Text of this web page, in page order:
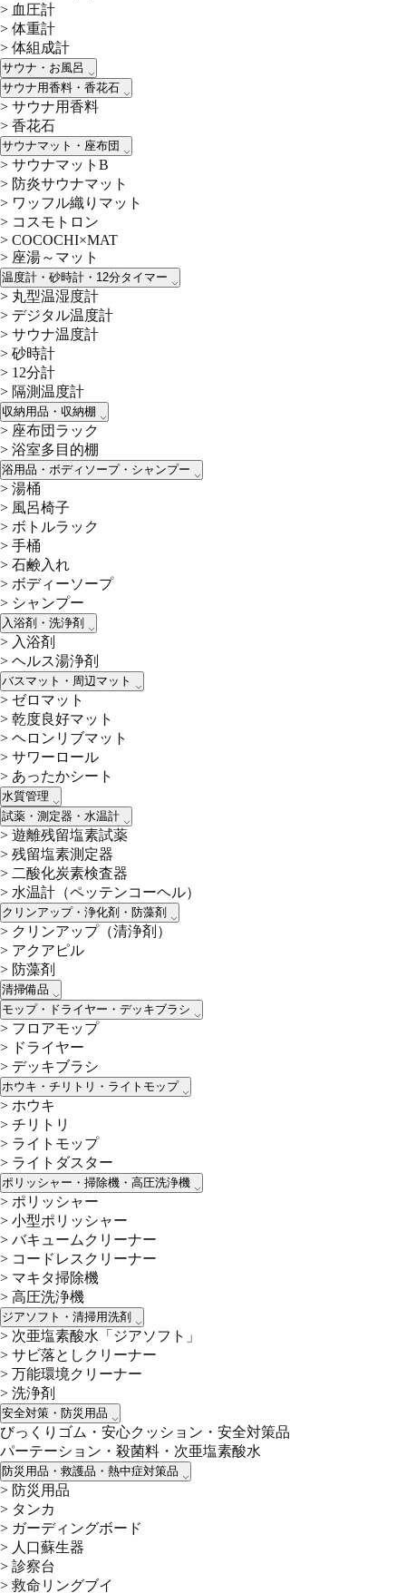
> 血圧計
> 体重計
> 体組成計
サウナ・お風呂
サウナ用香料・香花石
> サウナ用香料
> 香花石
サウナマット・座布団
> サウナマットB
> 防炎サウナマット
> ワッフル織りマット
> コスモトロン
> COCOCHI×MAT
> 座湯～マット
温度計・砂時計・12分タイマー
> 丸型温湿度計
> デジタル温度計
> サウナ温度計
> 砂時計
> 12分計
> 隔測温度計
収納用品・収納棚
> 座布団ラック
> 浴室多目的棚
浴用品・ボディソープ・シャンプー
> 湯桶
> 風呂椅子
> ボトルラック
> 手桶
> 石鹸入れ
> ボディーソープ
> シャンプー
入浴剤・洗浄剤
> 入浴剤
> ヘルス湯浄剤
バスマット・周辺マット
> ゼロマット
> 乾度良好マット
> ヘロンリブマット
> サワーロール
> あったかシート
水質管理
試薬・測定器・水温計
> 遊離残留塩素試薬
> 残留塩素測定器
> 二酸化炭素検査器
> 水温計（ペッテンコーヘル）
クリンアップ・浄化剤・防藻剤
> クリンアップ（清浄剤）
> アクアピル
> 防藻剤
清掃備品
モップ・ドライヤー・デッキブラシ
> フロアモップ
> ドライヤー
> デッキブラシ
ホウキ・チリトリ・ライトモップ
> ホウキ
> チリトリ
> ライトモップ
> ライトダスター
ポリッシャー・掃除機・高圧洗浄機
> ポリッシャー
> 小型ポリッシャー
> バキュームクリーナー
> コードレスクリーナー
> マキタ掃除機
> 高圧洗浄機
ジアソフト・清掃用洗剤
> 次亜塩素酸水「ジアソフト」
> サビ落としクリーナー
> 万能環境クリーナー
> 洗浄剤
安全対策・防災用品
びっくりゴム・安心クッション・安全対策品
パーテーション・殺菌料・次亜塩素酸水
防災用品・救護品・熱中症対策品
> 防災用品
> タンカ
> ガーディングボード
> 人口蘇生器
> 診察台
> 救命リングブイ